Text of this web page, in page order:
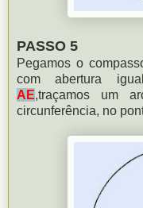
PASSO 5
Pegamos o
com abertura
AE,traçamos um
circunferência, no